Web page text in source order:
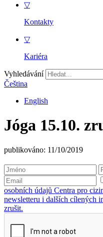
▽
Kontakty
▽
Kariéra
Vyhledávání
Čeština
English
Jóga 15.10.
publikováno: 11/10/2019
osobních údajů Centra pro
newsletteru i dalších cílených
zrušit.